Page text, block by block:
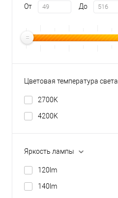
От До
Цветовая температура света
2700K
4200K
Яркость лампы
120lm
140lm